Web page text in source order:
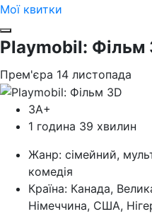
Мої квитки
Playmobil: Фільм
Прем'єра 14 листопада
ЗА+
1 година 39 хвилин
Жанр: сімейний,
комедія
Країна: Канада,
Німеччина, США,